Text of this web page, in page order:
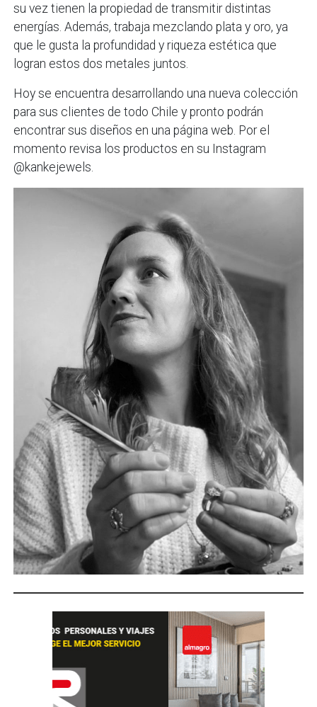
su vez tienen la propiedad de transmitir distintas
energías. Además, trabaja mezclando plata y oro, ya
que le gusta la profundidad y riqueza estética que
logran estos dos metales juntos.
Hoy se encuentra desarrollando una nueva colección
para sus clientes de todo Chile y pronto podrán
encontrar sus diseños en una página web. Por el
momento revisa los productos en su Instagram
@kankejewels.